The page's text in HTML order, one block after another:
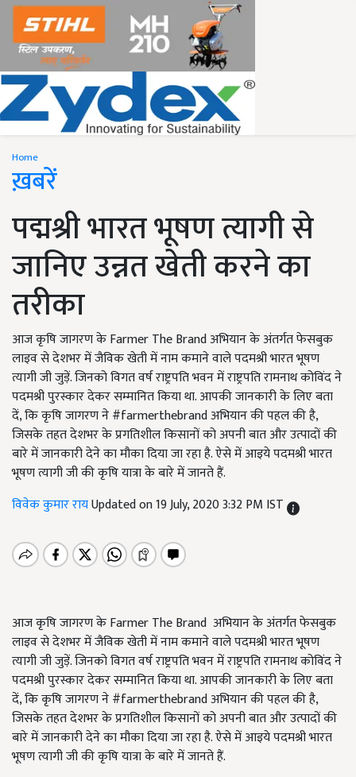
Home
ख़बरें
पद्मश्री भारत भूषण त्यागी से
जानिए उन्नत खेती करने का
तरीका
आज कृषि जागरण के Farmer The Brand अभियान के अंतर्गत फेसबुक
लाइव से देशभर में जैविक खेती में नाम कमाने वाले पदमश्री भारत भूषण
त्यागी जी जुड़ें. जिनको विगत वर्ष राष्ट्रपति भवन में राष्ट्रपति रामनाथ कोविंद ने
पदमश्री पुरस्कार देकर सम्मानित किया था. आपकी जानकारी के लिए बता
दें, कि कृषि जागरण ने #farmerthebrand अभियान की पहल की है,
जिसके तहत देशभर के प्रगतिशील किसानों को अपनी बात और उत्पादों की
बारे में जानकारी देने का मौका दिया जा रहा है. ऐसे में आइये पदमश्री भारत
भूषण त्यागी जी की कृषि यात्रा के बारे में जानते हैं.
विवेक कुमार रायUpdated on 19 July, 2020 3:32 PM IST
आज कृषि जागरण के Farmer The Brand अभियान के अंतर्गत फेसबुक
लाइव से देशभर में जैविक खेती में नाम कमाने वाले पदमश्री भारत भूषण
त्यागी जी जुड़ें. जिनको विगत वर्ष राष्ट्रपति भवन में राष्ट्रपति रामनाथ कोविंद ने
पदमश्री पुरस्कार देकर सम्मानित किया था. आपकी जानकारी के लिए बता
दें, कि कृषि जागरण ने #farmerthebrand अभियान की पहल की है,
जिसके तहत देशभर के प्रगतिशील किसानों को अपनी बात और उत्पादों की
बारे में जानकारी देने का मौका दिया जा रहा है. ऐसे में आइये पदमश्री भारत
भूषण त्यागी जी की कृषि यात्रा के बारे में जानते हैं.